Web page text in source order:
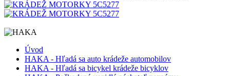
Úvod
HAKA - Hľadá sa auto krádeže automobilov
HAKA - Hľadá sa bicykel krádeže bicyklov